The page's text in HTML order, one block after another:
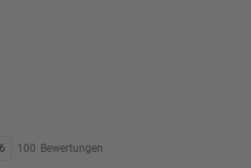
Wohnbeispiel Superior Room
100 Bewertungen